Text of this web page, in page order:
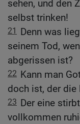
sehen, und den
selbst trinken!
21
Denn was
seinem Tod,
abgerissen ist?
22 Kann man
doch ist, der die
23 Der eine
vollkommen